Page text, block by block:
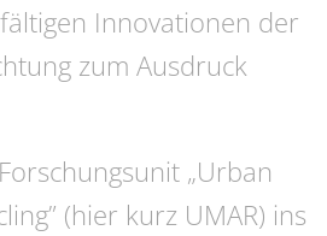
Innovationen der
zum Ausdruck
„Urban
(hier kurz UMAR) ins